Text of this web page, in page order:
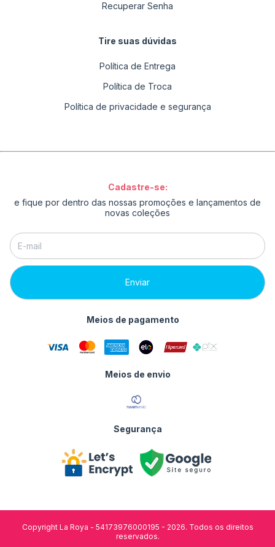
Recuperar Senha
Tire suas dúvidas
Política de Entrega
Política de Troca
Política de privacidade e segurança
Cadastre-se:
e fique por dentro das nossas promoções e lançamentos de
novas coleções
Meios de pagamento
Meios de envio
Segurança
Copyright La Roya - 54173976000195 - 2026. Todos os direitos
reservados.